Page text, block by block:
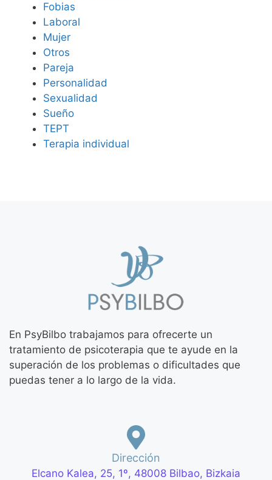
Fobias
Laboral
Mujer
Otros
Pareja
Personalidad
Sexualidad
Sueño
TEPT
Terapia individual
En PsyBilbo trabajamos para ofrecerte un
tratamiento de psicoterapia que te ayude en la
superación de los problemas o dificultades que
puedas tener a lo largo de la vida.
Dirección
Elcano Kalea, 25, 1º, 48008 Bilbao, Bizkaia